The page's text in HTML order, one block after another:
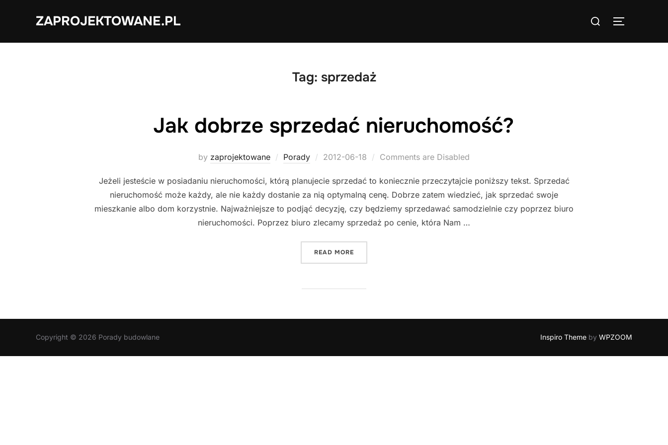
ZAPROJEKTOWANE.PL
Search
TOGGLE
Tag: sprzedaż
Jak dobrze sprzedać nieruchomość?
by zaprojektowane Porady
Posted
2012-06-18 Comments are Disabled
Jeżeli jesteście w posiadaniu nieruchomości, którą planujecie sprzedać to koniecznie przeczytajcie poniższy tekst. Sprzedać
nieruchomość może każdy, ale nie każdy dostanie za nią optymalną cenę. Dobrze zatem wiedzieć, jak sprzedać swoje
mieszkanie albo dom korzystnie. Najważniejsze to podjąć decyzję, czy będziemy sprzedawać samodzielnie czy poprzez biuro
nieruchomości. Poprzez biuro zlecamy sprzedaż po cenie, która Nam …
READ MORE
Copyright © 2026 Porady budowlane Inspiro Theme by WPZOOM